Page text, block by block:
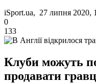
iSport.ua, 27 липня 2020,
0
133
Клуби можуть
продавати